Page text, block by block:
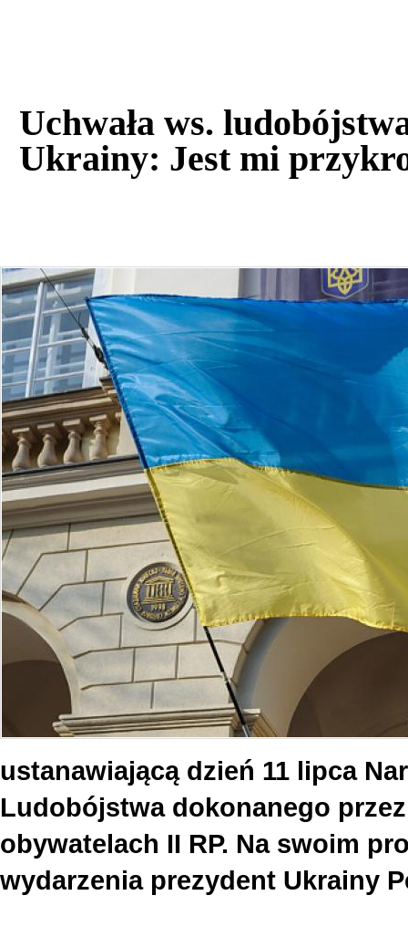
Uchwała ws.
Ukrainy: Jest mi
ustanawiającą dzień 11 lipca
Ludobójstwa dokonanego
obywatelach II RP. Na swoim
wydarzenia prezydent Ukrainy